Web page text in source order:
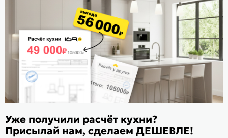
Расскажите о нас
Поделиться
Оцените магазин
ИКС 1180
© 2015—2026 Интернет-магазин мебели Mebel169.ru
Пользовательское соглашение
Уже получили расчёт кухни?
Присылай нам, сделаем ДЕШЕВЛЕ!